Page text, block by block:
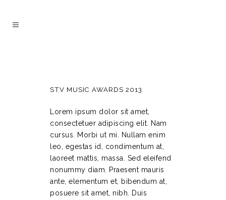
STV MUSIC AWARDS 2013
Lorem ipsum dolor sit amet,
consectetuer adipiscing elit. Nam
cursus. Morbi ut mi. Nullam enim
leo, egestas id, condimentum at,
laoreet mattis, massa. Sed eleifend
nonummy diam. Praesent mauris
ante, elementum et, bibendum at,
posuere sit amet, nibh. Duis